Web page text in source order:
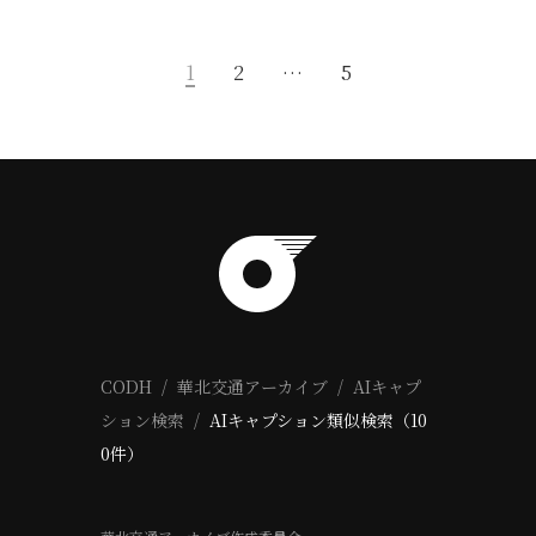
1 2 … 5
CODH 華北交通アーカイブ
AIキャプ
ション検索
AIキャプション類似検索（10
0件）